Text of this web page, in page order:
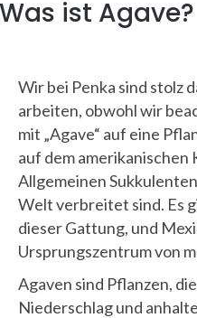
Was ist Agave?
Wir bei Penka sind stolz
arbeiten, obwohl wir
mit „Agave“ auf eine
auf dem amerikanischen
Allgemeinen
Welt verbreitet sind. Es
dieser Gattung, und
Ursprungszentrum von
Agaven sind Pflanzen,
Niederschlag und